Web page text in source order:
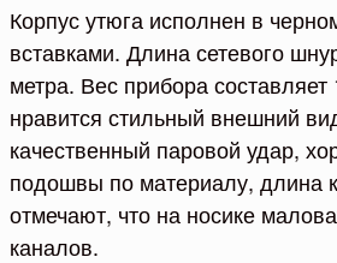
Корпус утюга исполнен в
вставками. Длина сетевого
метра. Вес прибора составляет
нравится стильный внешний
качественный паровой удар,
подошвы по материалу, длина
отмечают, что на носике
каналов.